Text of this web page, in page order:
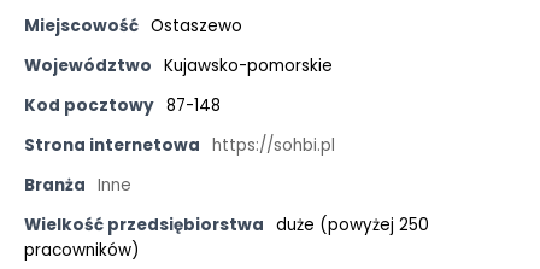
Miejscowość Ostaszewo
Województwo Kujawsko-pomorskie
Kod pocztowy 87-148
Strona internetowa https://sohbi.pl
Branża Inne
Wielkość przedsiębiorstwa duże (powyżej 250
pracowników)